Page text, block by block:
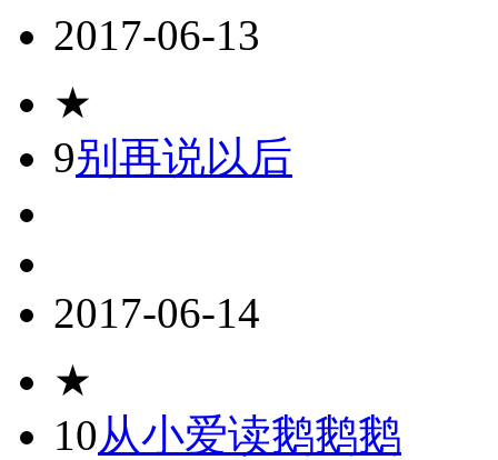
2017-06-13
★
9别再说以后
2017-06-14
★
10从小爱读鹅鹅鹅